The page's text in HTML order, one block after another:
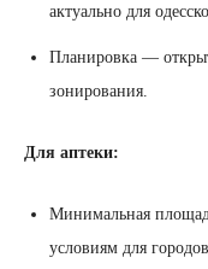
актуально для
Планировка —
зонирования.
Для аптеки:
Минимальная
условиям для